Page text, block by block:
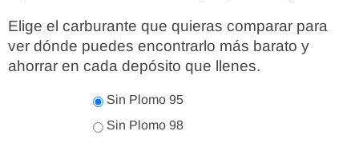
Elige el carburante que quieras comparar para
ver dónde puedes encontrarlo más barato y
ahorrar en cada depósito que llenes.
Sin Plomo 95
Sin Plomo 98